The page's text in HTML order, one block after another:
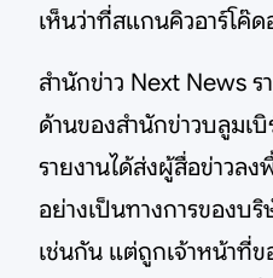
เห็นว่าที่สแกนคิวอาร์โค๊
สำนักข่าว Next News ร
ด้านของสำนักข่าวบลูมเบิ
รายงานได้ส่งผู้สื่อข่าวล
อย่างเป็นทางการของบ
เช่นกัน แต่ถูกเจ้าหน้าที่ข